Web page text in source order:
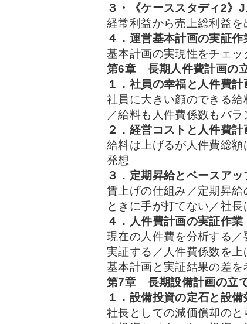
３・《ケーススタディ2》
経常利益から売上総利益
４．運営基本計画の実証作
基本計画の実現性をチェ
第6章 長期人件費計画の
１．社員の幸福と人件費計
社員に大きい顔のできる
／給料も人件費係数もバラ
２．経営コストと人件費計
給料は上げるが人件費総
発想
３．定期昇給とベースアッ
賃上げの仕組み／定期昇
ときに手が打てない／社
４．人件費計画の実証作業
現在の人件費を分析する
実証する／人件費係数を
基本計画と実証結果の差を
第7章 長期設備計画の立
１．設備投資の定石と設
社長としての減価償却の